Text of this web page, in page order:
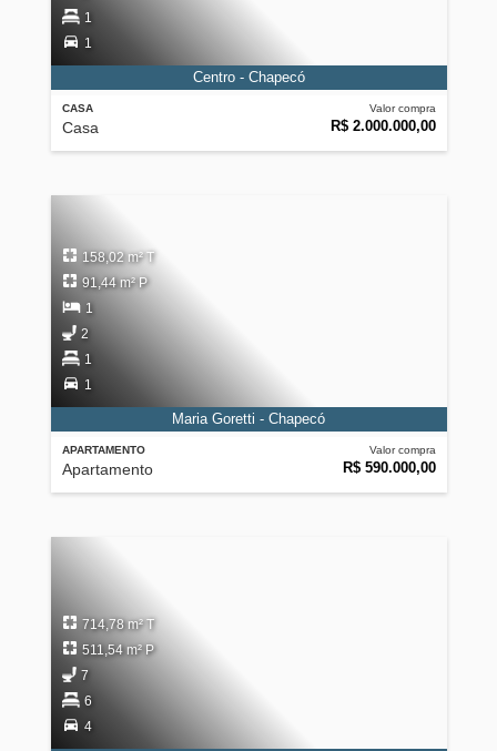
CASA
Casa
Valor compra
R$ 2.000.000,00
1
1
Centro - Chapecó
APARTAMENTO
Apartamento
Valor compra
R$ 590.000,00
158,02 m² T
91,44 m² P
1
2
1
1
Maria Goretti - Chapecó
714,78 m² T
511,54 m² P
7
6
4